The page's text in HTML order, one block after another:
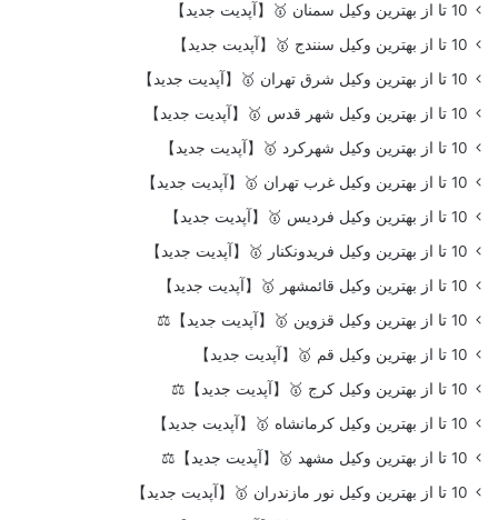
10 تا از بهترین وکیل سمنان 🥇【آپدیت جدید】
10 تا از بهترین وکیل سنندج 🥇【آپدیت جدید】
10 تا از بهترین وکیل شرق تهران 🥇【آپدیت جدید】
10 تا از بهترین وکیل شهر قدس 🥇【آپدیت جدید】
10 تا از بهترین وکیل شهرکرد 🥇【آپدیت جدید】
10 تا از بهترین وکیل غرب تهران 🥇【آپدیت جدید】
10 تا از بهترین وکیل فردیس 🥇【آپدیت جدید】
10 تا از بهترین وکیل فریدونکنار 🥇【آپدیت جدید】
10 تا از بهترین وکیل قائمشهر 🥇【آپدیت جدید】
10 تا از بهترین وکیل قزوین 🥇【آپدیت جدید】⚖️
10 تا از بهترین وکیل قم 🥇【آپدیت جدید】
10 تا از بهترین وکیل کرج 🥇【آپدیت جدید】⚖️
10 تا از بهترین وکیل کرمانشاه 🥇【آپدیت جدید】
10 تا از بهترین وکیل مشهد 🥇【آپدیت جدید】⚖️
10 تا از بهترین وکیل نور مازندران 🥇【آپدیت جدید】